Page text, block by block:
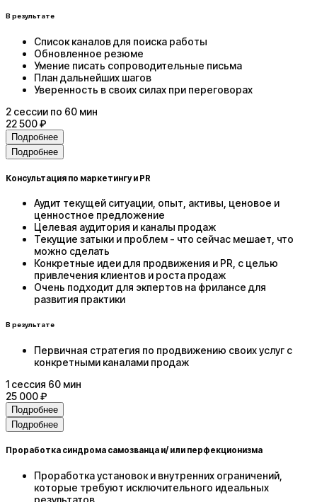
В результате
Список каналов для поиска работы
Обновленное резюме
Умение писать сопроводительные письма
План дальнейших шагов
Уверенность в своих силах при переговорах
2 сессии по 60 мин
22 500 ₽
Подробнее
Подробнее
Консультация по маркетингу и PR
Аудит текущей ситуации, опыт, активы, ценовое и
ценностное предложение
Целевая аудитория и каналы продаж
Текущие затыки и проблем - что сейчас мешает, что
можно сделать
Конкретные идеи для продвижения и PR, с целью
привлечения клиентов и роста продаж
Очень подходит для экпертов на фрилансе для
развития практики
В результате
Первичная стратегия по продвижению своих услуг с
конкретными каналами продаж
1 сессия 60 мин
25 000 ₽
Подробнее
Подробнее
Проработка синдрома самозванца и/ или перфекционизма
Проработка установок и внутренних ограничений,
которые требуют исключительного идеальных
результатов